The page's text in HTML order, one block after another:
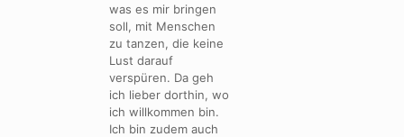
was es mir bringen
soll, mit Menschen
zu tanzen, die keine
Lust darauf
verspüren. Da geh
ich lieber dorthin, wo
ich willkommen bin.
Ich bin zudem auch